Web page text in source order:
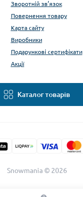
Зворотній зв’язок
Повернення товару
Карта сайту
Виробники
Подарункові сертифікати
Акції
Каталог товарів
Snowmania © 2026